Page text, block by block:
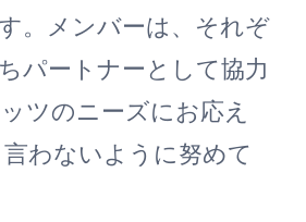
。メンバーは、それぞ
パートナーとして協力
ツのニーズにお応え
言わないように努めて